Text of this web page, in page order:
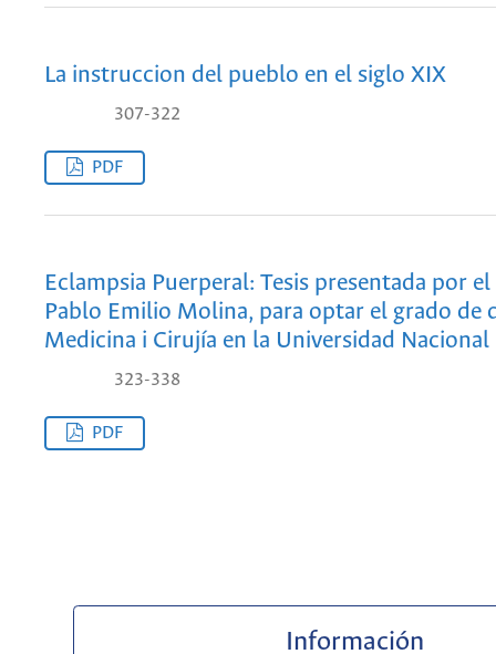
La instruccion del pueblo en el siglo XIX
307-322
PDF
Eclampsia Puerperal: Tesis presentada por
Pablo Emilio Molina, para optar el grado de
Medicina i Cirujía en la Universidad Nacional
323-338
PDF
Información